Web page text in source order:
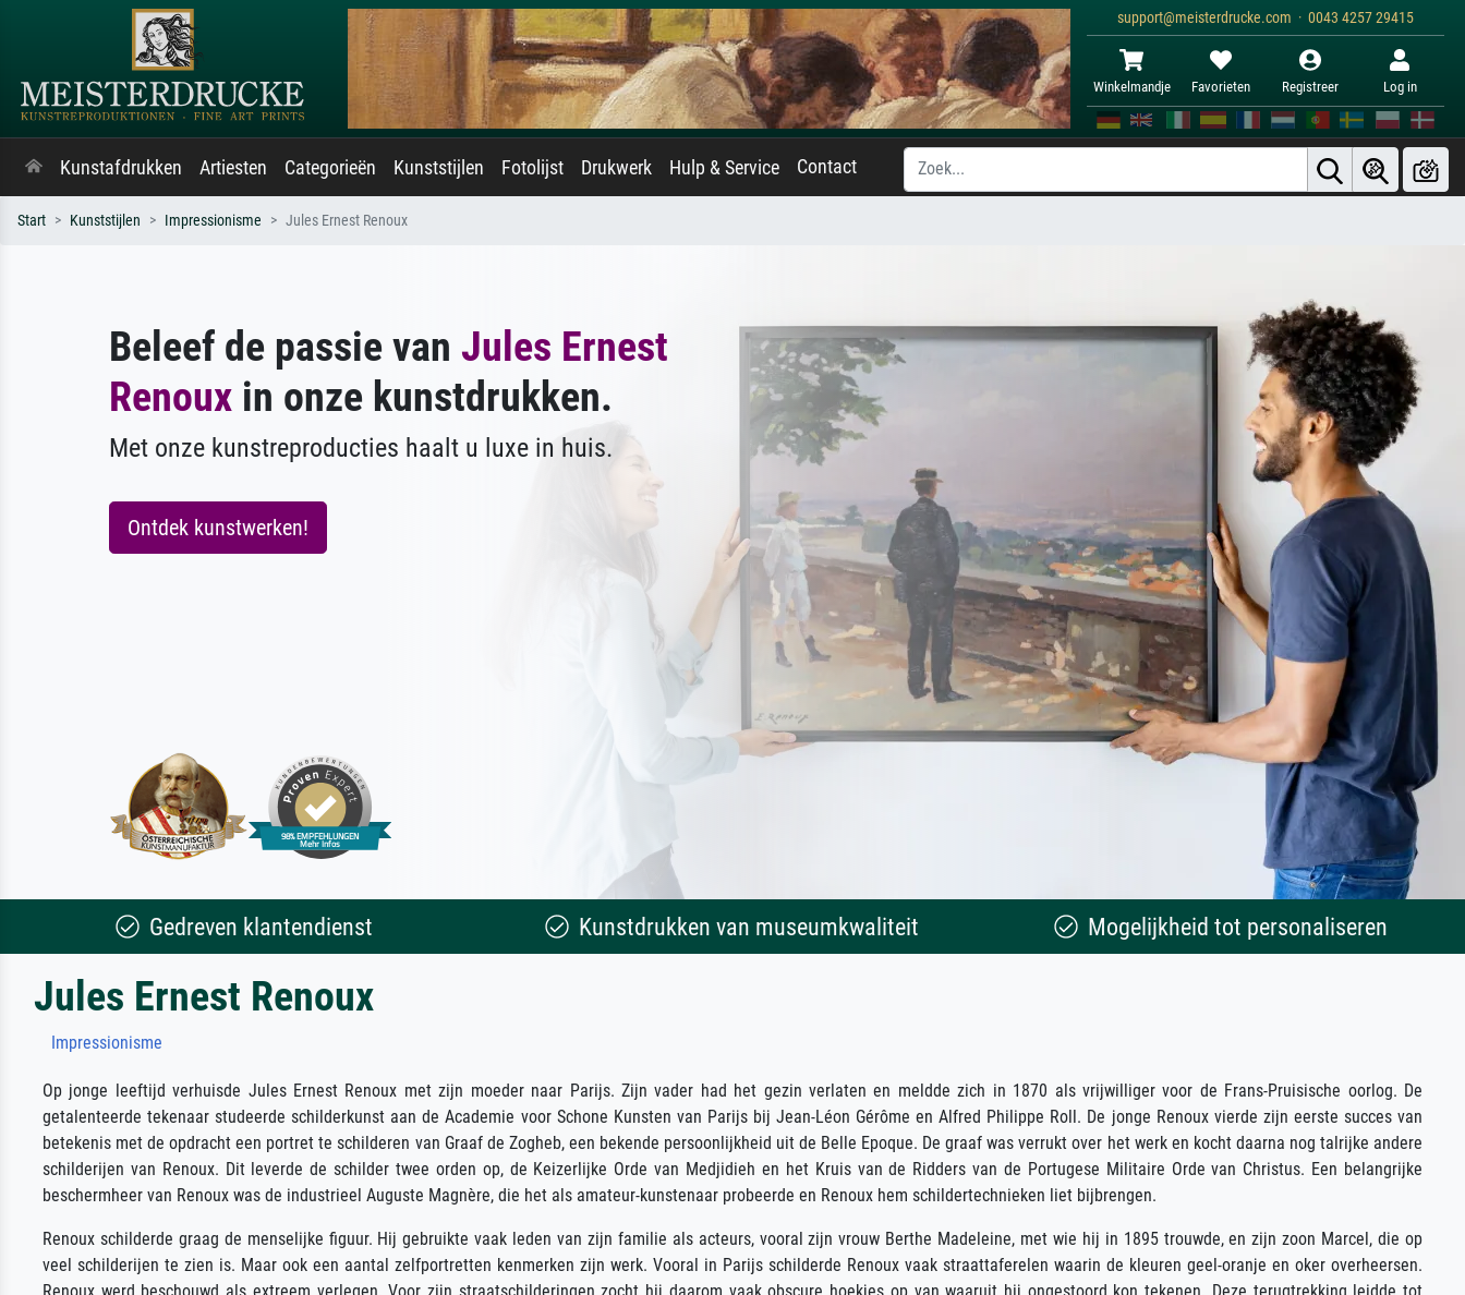
support@meisterdrucke.com · 0043 4257 29415
Winkelmandje Favorieten Registreer Log in
Kunstafdrukken Artiesten Categorieën Kunststijlen Fotolijst Drukwerk Hulp & Service Contact
Start Kunststijlen Impressionisme Jules Ernest Renoux
Beleef de passie van Jules Ernest
Renoux in onze kunstdrukken.
Met onze kunstreproducties haalt u luxe in huis.
Ontdek kunstwerken!
Gedreven klantendienst Kunstdrukken van museumkwaliteit Mogelijkheid tot personaliseren
Jules Ernest Renoux
Impressionisme
Op jonge leeftijd verhuisde Jules Ernest Renoux met zijn moeder naar Parijs. Zijn vader had het gezin verlaten en meldde zich in 1870 als vrijwilliger voor de Frans-Pruisische oorlog. De
getalenteerde tekenaar studeerde schilderkunst aan de Academie voor Schone Kunsten van Parijs bij Jean-Léon Gérôme en Alfred Philippe Roll. De jonge Renoux vierde zijn eerste succes van
betekenis met de opdracht een portret te schilderen van Graaf de Zogheb, een bekende persoonlijkheid uit de Belle Epoque. De graaf was verrukt over het werk en kocht daarna nog talrijke andere
schilderijen van Renoux. Dit leverde de schilder twee orden op, de Keizerlijke Orde van Medjidieh en het Kruis van de Ridders van de Portugese Militaire Orde van Christus. Een belangrijke
beschermheer van Renoux was de industrieel Auguste Magnère, die het als amateur-kunstenaar probeerde en Renoux hem schildertechnieken liet bijbrengen.
Renoux schilderde graag de menselijke figuur. Hij gebruikte vaak leden van zijn familie als acteurs, vooral zijn vrouw Berthe Madeleine, met wie hij in 1895 trouwde, en zijn zoon Marcel, die op
veel schilderijen te zien is. Maar ook een aantal zelfportretten kenmerken zijn werk. Vooral in Parijs schilderde Renoux vaak straattaferelen waarin de kleuren geel-oranje en oker overheersen.